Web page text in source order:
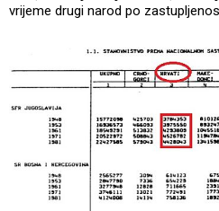
vrijeme drugi narod po